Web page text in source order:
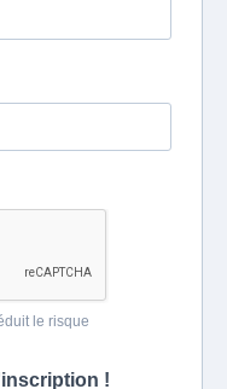
le risque
!